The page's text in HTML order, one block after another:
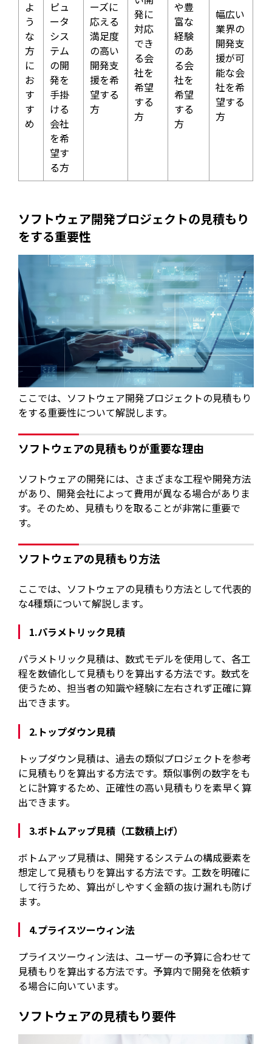
よ
う
な
方
に
お
す
す
め
ピュ
ータ
シス
テム
の開
発を
手掛
ける
会社
を希
望す
る方
ーズに
応える
満足度
の高い
開発支
援を希
望する
方
発に
対応
でき
る会
社を
希望
する
方
や豊
富な
経験
のあ
る会
社を
希望
する
方
幅広い
業界の
開発支
援が可
能な会
社を希
望する
方
ソフトウェア開発プロジェクトの見積もり
をする重要性
ここでは、ソフトウェア開発プロジェクトの見積もり
をする重要性について解説します。
ソフトウェアの見積もりが重要な理由
ソフトウェアの開発には、さまざまな工程や開発方法
があり、開発会社によって費用が異なる場合がありま
す。そのため、見積もりを取ることが非常に重要で
す。
ソフトウェアの見積もり方法
ここでは、ソフトウェアの見積もり方法として代表的
な4種類について解説します。
1.パラメトリック見積
パラメトリック見積は、数式モデルを使用して、各工
程を数値化して見積もりを算出する方法です。数式を
使うため、担当者の知識や経験に左右されず正確に算
出できます。
2.トップダウン見積
トップダウン見積は、過去の類似プロジェクトを参考
に見積もりを算出する方法です。類似事例の数字をも
とに計算するため、正確性の高い見積もりを素早く算
出できます。
3.ボトムアップ見積（工数積上げ）
ボトムアップ見積は、開発するシステムの構成要素を
想定して見積もりを算出する方法です。工数を明確に
して行うため、算出がしやすく金額の抜け漏れも防げ
ます。
4.プライスツーウィン法
プライスツーウィン法は、ユーザーの予算に合わせて
見積もりを算出する方法です。予算内で開発を依頼す
る場合に向いています。
ソフトウェアの見積もり要件